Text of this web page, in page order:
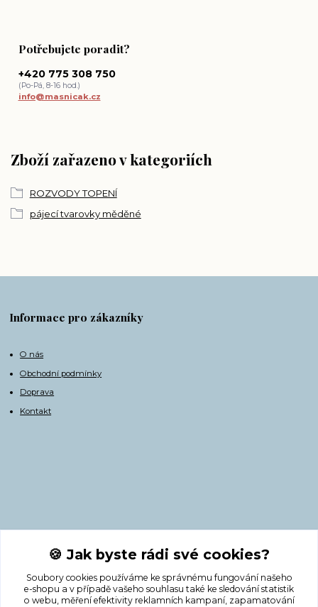
Zboží zařazeno v kategoriích
ROZVODY TOPENÍ
pájecí tvarovky měděné
Potřebujete poradit?
+420 775 308 750
(Po-Pá, 8-16 hod.)
info@masnicak.cz
Informace pro zákazníky
O nás
Obchodní podmínky
Doprava
Kontakt
Kontakty
+420 775 308 750
🍪 Jak byste rádi své cookies?
Soubory cookies používáme ke správnému fungování našeho
e-shopu a v případě vašeho souhlasu také ke sledování statistik
o webu, měření efektivity reklamních kampaní, zapamatování